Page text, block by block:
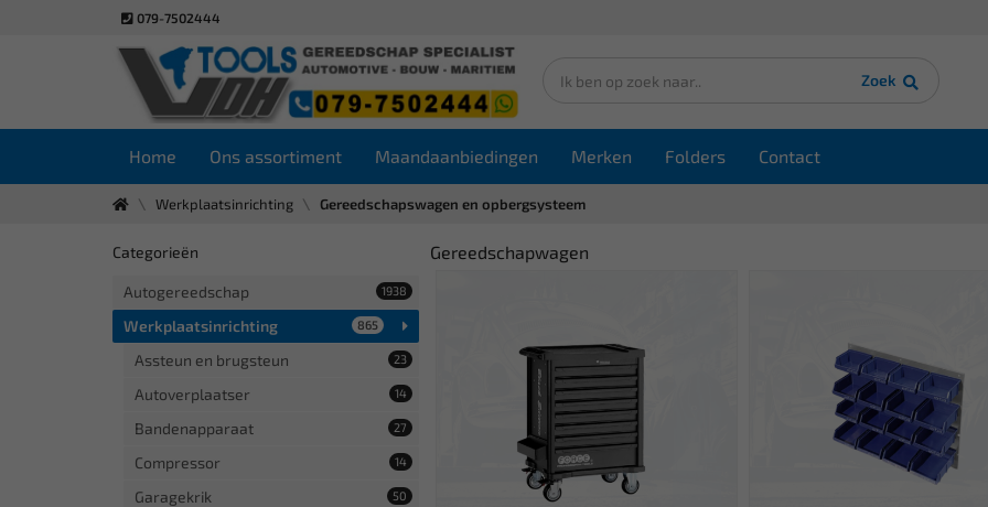
079-7502444
Zoek
Home Ons assortiment Maandaanbiedingen Merken Folders Contact
Werkplaatsinrichting Gereedschapswagen en opbergsysteem
Categorieën
Autogereedschap 1938
Werkplaatsinrichting 865
Assteun en brugsteun 23
Autoverplaatser 14
Bandenapparaat 27
Compressor 14
Garagekrik 50
Gereedschapwagen